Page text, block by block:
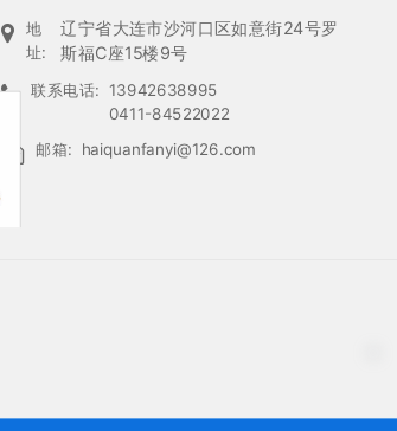
地
址:
辽宁省大连市沙河口区如意街24号罗
斯福C座15楼9号
联系电话: 13942638995
0411-84522022
邮箱:
haiquanfanyi@126.com